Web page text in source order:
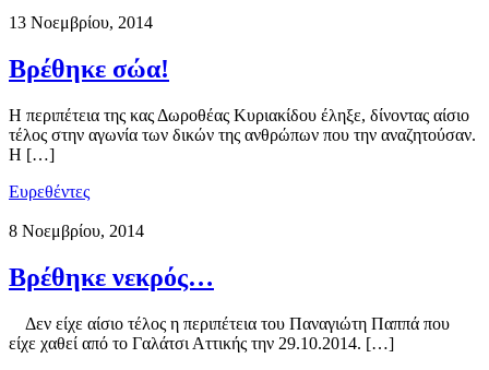
13 Νοεμβρίου, 2014
Βρέθηκε σώα!
Η περιπέτεια της κας Δωροθέας Κυριακίδου έληξε, δίνοντας αίσιο
τέλος στην αγωνία των δικών της ανθρώπων που την αναζητούσαν.
Η […]
Ευρεθέντες
8 Νοεμβρίου, 2014
Βρέθηκε νεκρός…
Δεν είχε αίσιο τέλος η περιπέτεια του Παναγιώτη Παππά που
είχε χαθεί από το Γαλάτσι Αττικής την 29.10.2014. […]